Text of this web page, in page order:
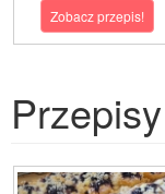
Zobacz przepis!